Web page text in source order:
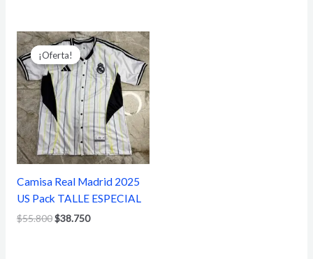
¡Oferta!
¡Oferta!
Camisa Real Madrid 2025
US Pack TALLE ESPECIAL
$55.800
El
precio
original
era:
$55.800.
$38.750
El
precio
actual
es:
$38.750.